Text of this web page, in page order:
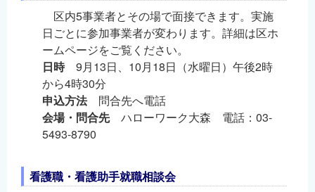
区内5事業者とその場で面接できます。実施
日ごとに参加事業者が変わります。詳細は区ホ
ームページをご覧ください。
日時9月13日、10月18日（水曜日）午後2時
から4時30分
申込方法問合先へ電話
会場・問合先ハローワーク大森 電話：03-
5493-8790
看護職・看護助手就職相談会